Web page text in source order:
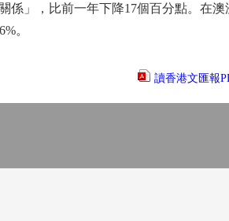
係」，比前一年下降17個百分點。在澳
。
讀香港文匯報